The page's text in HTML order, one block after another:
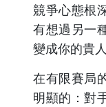
競爭心態根
有想過另一
變成你的貴
在有限賽局
明顯的：對